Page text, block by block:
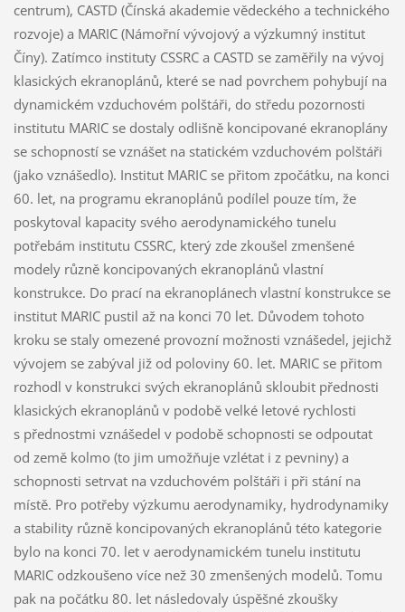
centrum), CASTD (Čínská akademie vědeckého a technického
rozvoje) a MARIC (Námořní vývojový a výzkumný institut
Číny). Zatímco instituty CSSRC a CASTD se zaměřily na vývoj
klasických ekranoplánů, které se nad povrchem pohybují na
dynamickém vzduchovém polštáři, do středu pozornosti
institutu MARIC se dostaly odlišně koncipované ekranoplány
se schopností se vznášet na statickém vzduchovém polštáři
(jako vznášedlo). Institut MARIC se přitom zpočátku, na konci
60. let, na programu ekranoplánů podílel pouze tím, že
poskytoval kapacity svého aerodynamického tunelu
potřebám institutu CSSRC, který zde zkoušel zmenšené
modely různě koncipovaných ekranoplánů vlastní
konstrukce. Do prací na ekranoplánech vlastní konstrukce se
institut MARIC pustil až na konci 70 let. Důvodem tohoto
kroku se staly omezené provozní možnosti vznášedel, jejichž
vývojem se zabýval již od poloviny 60. let. MARIC se přitom
rozhodl v konstrukci svých ekranoplánů skloubit přednosti
klasických ekranoplánů v podobě velké letové rychlosti
s přednostmi vznášedel v podobě schopnosti se odpoutat
od země kolmo (to jim umožňuje vzlétat i z pevniny) a
schopnosti setrvat na vzduchovém polštáři i při stání na
místě. Pro potřeby výzkumu aerodynamiky, hydrodynamiky
a stability různě koncipovaných ekranoplánů této kategorie
bylo na konci 70. let v aerodynamickém tunelu institutu
MARIC odzkoušeno více než 30 zmenšených modelů. Tomu
pak na počátku 80. let následovaly úspěšné zkoušky